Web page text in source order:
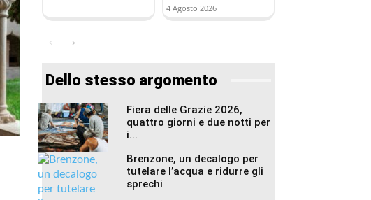
4 Agosto 2026
Dello stesso argomento
Fiera delle Grazie 2026,
quattro giorni e due notti per
i...
Brenzone, un decalogo per
tutelare l’acqua e ridurre gli
sprechi